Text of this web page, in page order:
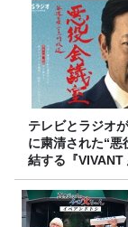
テレビとラジオ
に粛清された“悪
結する『VIVANT
7/26(日)23時ス